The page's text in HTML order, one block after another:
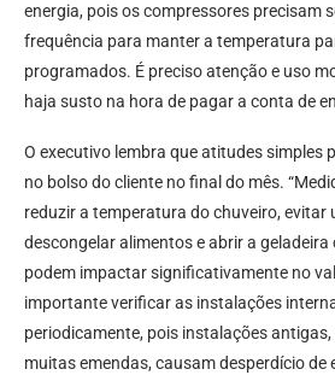
energia, pois os compressores precisam
frequência para manter a temperatura
programados. É preciso atenção e uso
haja susto na hora de pagar a conta de
O executivo lembra que atitudes simples
no bolso do cliente no final do mês.
reduzir a temperatura do chuveiro, evitar
descongelar alimentos e abrir a
podem impactar significativamente no
importante verificar as instalações
periodicamente, pois instalações
muitas emendas, causam desperdício de